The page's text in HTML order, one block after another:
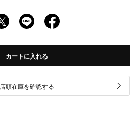
カートに入れる
店頭在庫を確認する